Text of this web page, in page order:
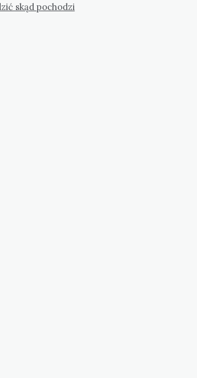
skąd pochodzi